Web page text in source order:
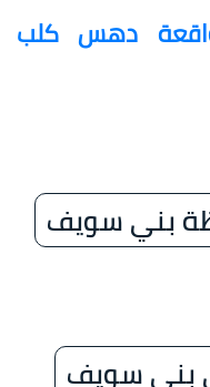
واقعة دهس كلب
بني سويف
بني سويف